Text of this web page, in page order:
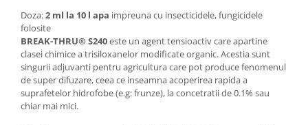
Doza:2 ml la 10 l apa impreuna cu insecticidele, fungicidele
folosite
BREAK-THRU® S240este un agent tensioactiv care apartine
clasei chimice a trisiloxanelor modificate organic. Acestia sunt
singurii adjuvanti pentru agricultura care pot produce fenomenul
de super difuzare, ceea ce inseamna acoperirea rapida a
suprafetelor hidrofobe (e.g: frunze), la concetratii de 0.1% sau
chiar mai mici.